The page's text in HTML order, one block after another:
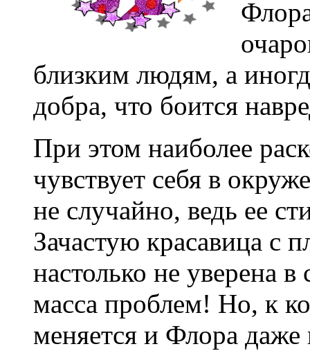
близким людям, а
добра, что боится
При этом наиболее
чувствует себя в
не случайно, ведь ее
Зачастую красавица с
настолько не уверена в
масса проблем! Но, к
меняется и Флора даже